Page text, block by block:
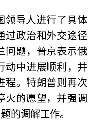
领导人进行了具体
过政治和外交途径
问题，普京表示俄
动中进展顺利，并
程。特朗普则再次
火的愿望，并强调
的调解工作。